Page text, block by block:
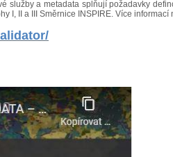
a metadata splňují požadavky
I, II a III Směrnice INSPIRE. Více informací